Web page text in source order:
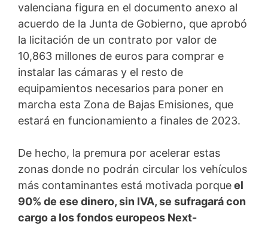
valenciana figura en el documento anexo al
acuerdo de la Junta de Gobierno, que aprobó
la licitación de un contrato por valor de
10,863 millones de euros para comprar e
instalar las cámaras y el resto de
equipamientos necesarios para poner en
marcha esta Zona de Bajas Emisiones, que
estará en funcionamiento a finales de 2023.
De hecho, la premura por acelerar estas
zonas donde no podrán circular los vehículos
más contaminantes está motivada porqueel
90% de ese dinero, sin IVA, se sufragará con
cargo a los fondos europeos Next-